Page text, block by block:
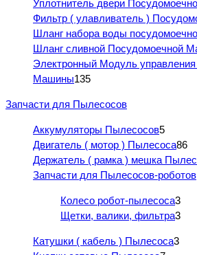
Уплотнитель двери
Фильтр ( улавливатель )
Шланг набора воды
Шланг сливной Посудомоечной
Электронный Модуль
Машины135
Запчасти для Пылесосов
Аккумуляторы Пылесосов5
Двигатель ( мотор ) Пылесоса86
Держатель ( рамка ) мешка
Запчасти для Пылесосов-роботов
Колесо робот-пылесоса3
Щетки, валики, фильтра3
Катушки ( кабель ) Пылесоса3